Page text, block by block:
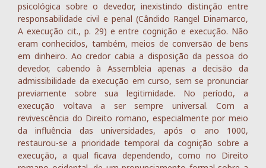
psicológica sobre o devedor, inexistindo distinção entre
responsabilidade civil e penal (Cândido Rangel Dinamarco,
A execução cit., p. 29) e entre cognição e execução. Não
eram conhecidos, também, meios de conversão de bens
em dinheiro. Ao credor cabia a disposição da pessoa do
devedor, cabendo à Assembleia apenas a decisão da
admissibilidade da execução em curso, sem se pronunciar
previamente sobre sua legitimidade. No período, a
execução voltava a ser sempre universal. Com a
revivescência do Direito romano, especialmente por meio
da influência das universidades, após o ano 1000,
restaurou-se a prioridade temporal da cognição sobre a
execução, a qual ficava dependendo, como no Direito